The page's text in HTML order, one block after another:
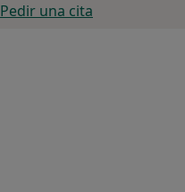
Pedir una cita